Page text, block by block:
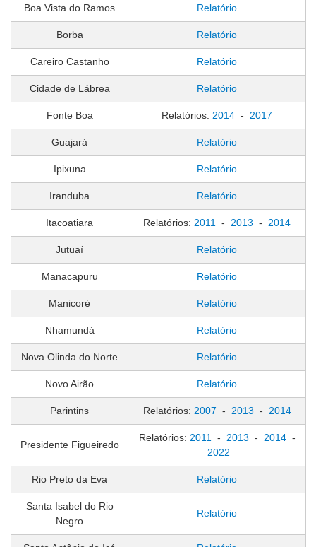
Boa Vista do Ramos Relatório
Borba Relatório
Careiro Castanho Relatório
Cidade de Lábrea Relatório
Fonte Boa Relatórios: 2014 - 2017
Guajará Relatório
Ipixuna Relatório
Iranduba Relatório
Itacoatiara Relatórios: 2011 - 2013 - 2014
Jutuaí Relatório
Manacapuru Relatório
Manicoré Relatório
Nhamundá Relatório
Nova Olinda do Norte Relatório
Novo Airão Relatório
Parintins Relatórios: 2007 - 2013 - 2014
Presidente Figueiredo
Relatórios: 2011 - 2013 - 2014-
2022
Rio Preto da Eva Relatório
Santa Isabel do Rio
Negro
Relatório